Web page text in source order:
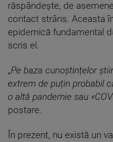
răspândește, de
contact strâns. Aceasta
epidemică fundamental
scris el.
„Pe baza cunoștințelor
extrem de puțin probabil
o altă pandemie sau
postare.
În prezent, nu există un